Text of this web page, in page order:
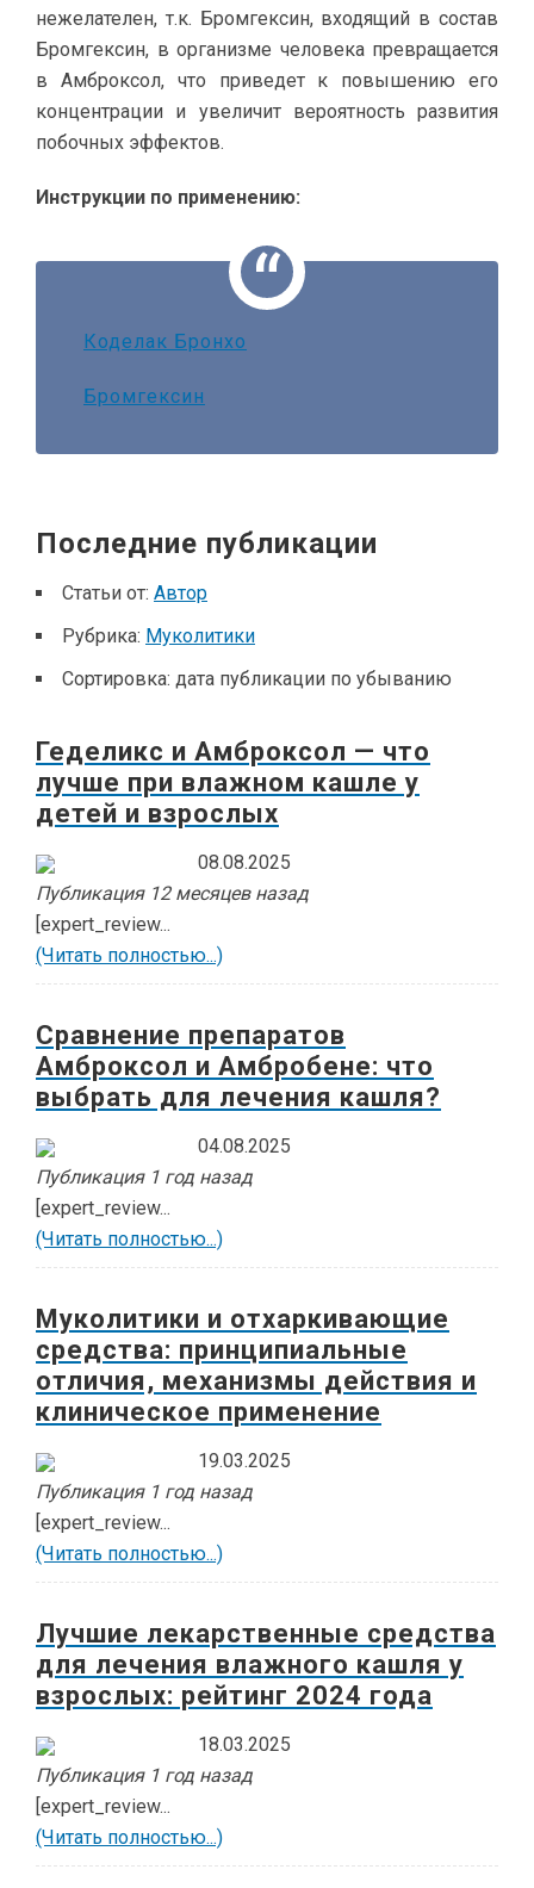
нежелателен, т.к. Бромгексин, входящий в состав
Бромгексин, в организме человека превращается
в Амброксол, что приведет к повышению его
концентрации и увеличит вероятность развития
побочных эффектов.
Инструкции по применению:
Коделак Бронхо
Бромгексин
Последние публикации
Статьи от: Автор
Рубрика: Муколитики
Сортировка: дата публикации по убыванию
Геделикс и Амброксол — что
лучше при влажном кашле у
детей и взрослых
08.08.2025
Публикация 12 месяцев назад
[expert_review...
(Читать полностью...)
Сравнение препаратов
Амброксол и Амбробене: что
выбрать для лечения кашля?
04.08.2025
Публикация 1 год назад
[expert_review...
(Читать полностью...)
Муколитики и отхаркивающие
средства: принципиальные
отличия, механизмы действия и
клиническое применение
19.03.2025
Публикация 1 год назад
[expert_review...
(Читать полностью...)
Лучшие лекарственные средства
для лечения влажного кашля у
взрослых: рейтинг 2024 года
18.03.2025
Публикация 1 год назад
[expert_review...
(Читать полностью...)